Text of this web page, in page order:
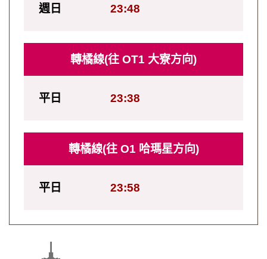
週日 23:48
轉橘線(往 OT1 大寮方向)
平日 23:38
轉橘線(往 O1 哈瑪星方向)
平日 23:58